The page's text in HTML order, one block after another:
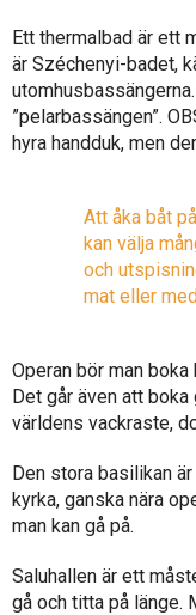
Ett thermalbad är ett
är Széchenyi-badet,
”pelarbassängen”.
hyra handduk, men
Att åka båt
kan välja
och
mat eller
Operan bör man
Det går även att
världens vackraste,
Den stora basilikan
kyrka, ganska nära
man kan gå på.
Saluhallen är ett
gå och titta på länge.